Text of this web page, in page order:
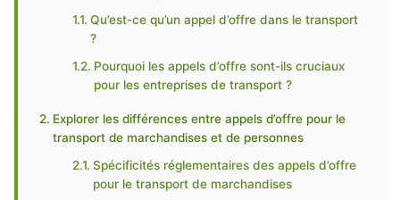
Qu’est-ce qu’un appel d’offre dans le transport
?
Pourquoi les appels d’offre sont-ils cruciaux
pour les entreprises de transport ?
Explorer les différences entre appels d’offre pour le
transport de marchandises et de personnes
Spécificités réglementaires des appels d’offre
pour le transport de marchandises